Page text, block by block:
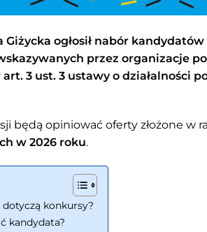
ogłosił nabór
przez organizacje
3 ust. 3 ustawy o działalności
będą opiniować oferty złożone w
w 2026 roku.
konkursy?
kandydata?